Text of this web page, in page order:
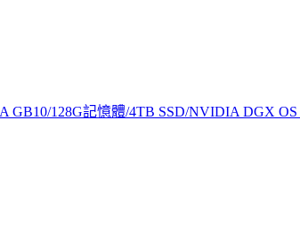
GB10/128G記憶體/4TB SSD/NVIDIA DGX